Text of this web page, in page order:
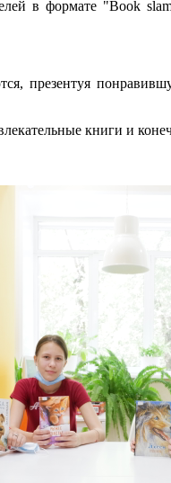
в формате "Book
презентуя
книги и